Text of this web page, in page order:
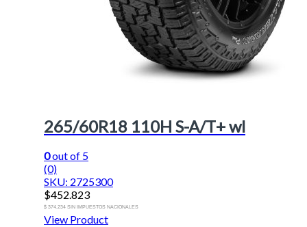
265/60R18 110H S-A/T+ wl
0out of 5
(0)
SKU: 2725300
$452.823
$ 374.234 SIN IMPUESTOS NACIONALES
View Product